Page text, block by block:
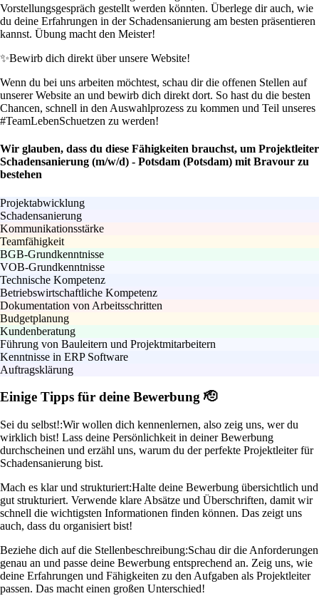
Vorstellungsgespräch gestellt werden könnten. Überlege dir auch, wie
du deine Erfahrungen in der Schadensanierung am besten präsentieren
kannst. Übung macht den Meister!
✨Bewirb dich direkt über unsere Website!
Wenn du bei uns arbeiten möchtest, schau dir die offenen Stellen auf
unserer Website an und bewirb dich direkt dort. So hast du die besten
Chancen, schnell in den Auswahlprozess zu kommen und Teil unseres
#TeamLebenSchuetzen zu werden!
Wir glauben, dass du diese Fähigkeiten brauchst, um Projektleiter
Schadensanierung (m/w/d) - Potsdam (Potsdam) mit Bravour zu
bestehen
Projektabwicklung
Schadensanierung
Kommunikationsstärke
Teamfähigkeit
BGB-Grundkenntnisse
VOB-Grundkenntnisse
Technische Kompetenz
Betriebswirtschaftliche Kompetenz
Dokumentation von Arbeitsschritten
Budgetplanung
Kundenberatung
Führung von Bauleitern und Projektmitarbeitern
Kenntnisse in ERP Software
Auftragsklärung
Einige Tipps für deine Bewerbung 🫡
Sei du selbst!:Wir wollen dich kennenlernen, also zeig uns, wer du
wirklich bist! Lass deine Persönlichkeit in deiner Bewerbung
durchscheinen und erzähl uns, warum du der perfekte Projektleiter für
Schadensanierung bist.
Mach es klar und strukturiert:Halte deine Bewerbung übersichtlich und
gut strukturiert. Verwende klare Absätze und Überschriften, damit wir
schnell die wichtigsten Informationen finden können. Das zeigt uns
auch, dass du organisiert bist!
Beziehe dich auf die Stellenbeschreibung:Schau dir die Anforderungen
genau an und passe deine Bewerbung entsprechend an. Zeig uns, wie
deine Erfahrungen und Fähigkeiten zu den Aufgaben als Projektleiter
passen. Das macht einen großen Unterschied!